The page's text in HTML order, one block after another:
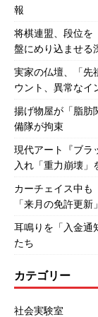
報
将棋連盟、段位
盤にめり込ませる
実家の仏壇、「先
ウント、異常なイ
揚げ物屋が「脂肪
備隊が拘束
現代アート『ブラ
入れ「重力崩壊」
カーチェイス中も
「来月の免許更新」
耳鳴りを「入金通
たち
カテゴリー
社会実験室